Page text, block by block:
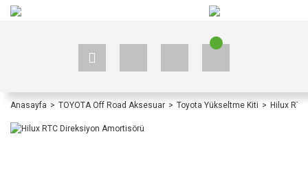
Anasayfa TOYOTA Off Road Aksesuar Toyota Yükseltme Kiti Hilux